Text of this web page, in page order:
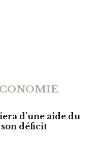
d’une aide du
déficit